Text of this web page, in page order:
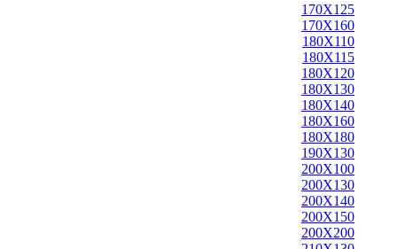
170X125
170X160
180X110
180X115
180X120
180X130
180X140
180X160
180X180
190X130
200X100
200X130
200X140
200X150
200X200
בחטיאר
ביג'אר
בירגאנד
בלגי
ברבר
ג'יג'ים
גאבה
גבה
גוש'אגן
גושאגאן
דורוחש
האגלו
הודי
הולביין
הריז